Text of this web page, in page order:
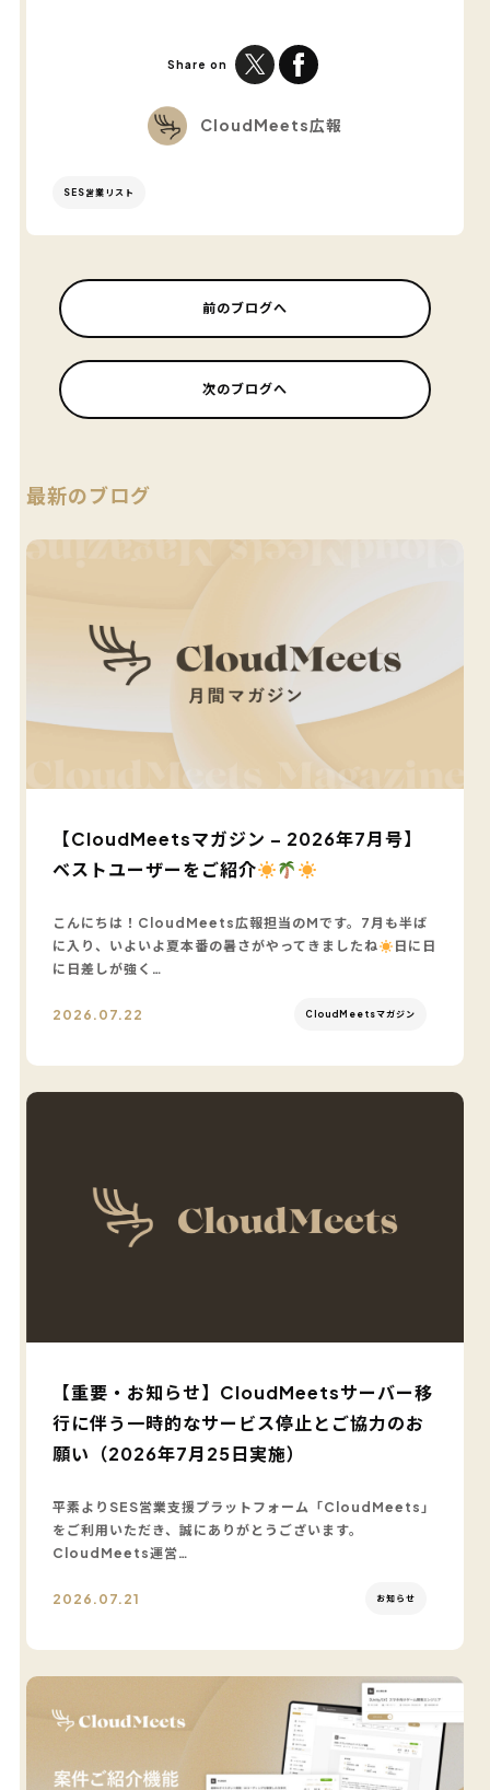
Share on
CloudMeets広報
SES営業リスト
前のブログへ
次のブログへ
最新のブログ
【CloudMeetsマガジン – 2026年7月号】
ベストユーザーをご紹介
こんにちは！CloudMeets広報担当のMです。7月も半ば
に入り、いよいよ夏本番の暑さがやってきましたね
日に日
に日差しが強く…
2026.07.22 CloudMeetsマガジン
【重要・お知らせ】CloudMeetsサーバー移
行に伴う一時的なサービス停止とご協力のお
願い（2026年7月25日実施）
平素よりSES営業支援プラットフォーム「CloudMeets」
をご利用いただき、誠にありがとうございます。
CloudMeets運営…
2026.07.21 お知らせ